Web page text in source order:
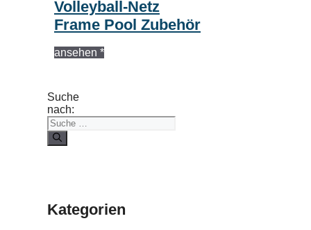
Volleyball-Netz
Frame Pool Zubehör
ansehen *
Suche
nach:
Kategorien